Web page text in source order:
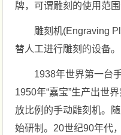
牌，可谓雕刻的使用范围
雕刻机(Engraving
替人工进行雕刻的设备。
1938年世界第一台
1950年“嘉宝”生产出世
放比例的手动雕刻机。
始研制。20世纪90年代